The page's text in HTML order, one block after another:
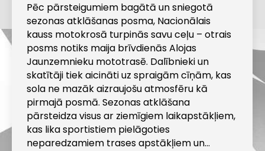
Pēc pārsteigumiem bagātā un sniegotā
sezonas atklāšanas posma, Nacionālais
kauss motokrosā turpinās savu ceļu – otrais
posms notiks maija brīvdienās Alojas
Jaunzemnieku mototrasē. Dalībnieki un
skatītāji tiek aicināti uz spraigām cīņām, kas
sola ne mazāk aizraujošu atmosfēru kā
pirmajā posmā. Sezonas atklāšana
pārsteidza visus ar ziemīgiem laikapstākļiem,
kas lika sportistiem pielāgoties
neparedzamiem trases apstākļiem un…